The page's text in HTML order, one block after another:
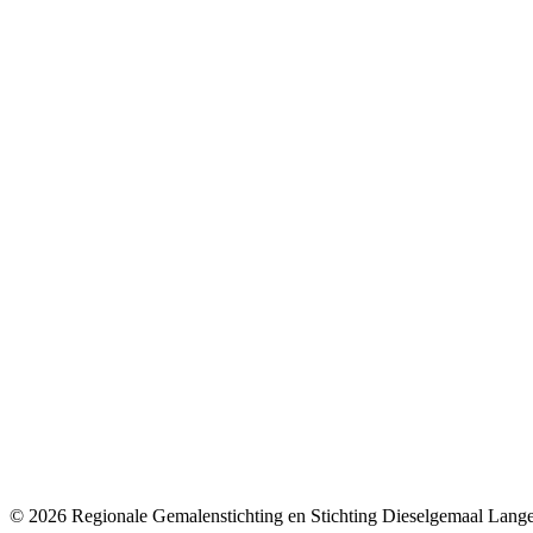
© 2026 Regionale Gemalenstichting en Stichting Dieselgemaal